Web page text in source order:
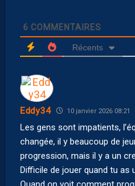
6 COMMENTAIRES
Récents
Eddy34 10 janvier 2026 08:21
Les gens sont impatients,
changée, il y beaucoup de
progression, mais il y a un
Difficile de jouer quand tu as